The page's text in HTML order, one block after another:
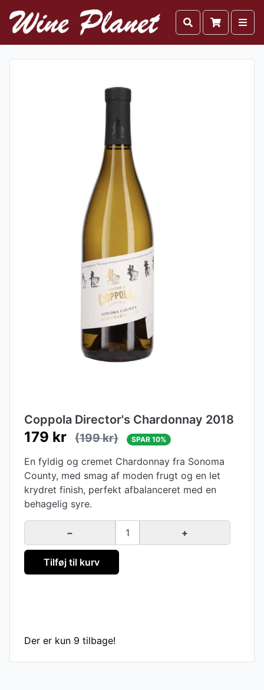
Coppola Director's Chardonnay 2018
179 kr (199 kr) SPAR 10%
En fyldig og cremet Chardonnay fra Sonoma
County, med smag af moden frugt og en let
krydret finish, perfekt afbalanceret med en
behagelig syre.
− 1 +
Tilføj til kurv
Der er kun 9 tilbage!